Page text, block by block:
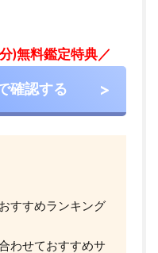
)無料鑑定特典／
確認する
おすすめランキング
わせておすすめサ